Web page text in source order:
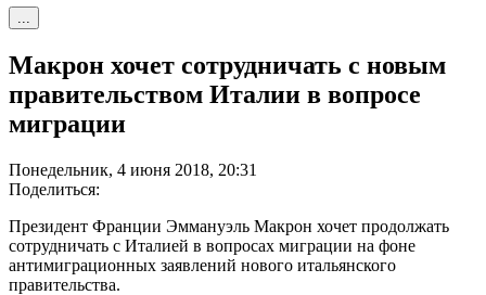
Макрон хочет сотрудничать с новым
правительством Италии в вопросе
миграции
Понедельник, 4 июня 2018, 20:31
Поделиться:
Президент Франции Эммануэль Макрон хочет продолжать
сотрудничать с Италией в вопросах миграции на фоне
антимиграционных заявлений нового итальянского
правительства.